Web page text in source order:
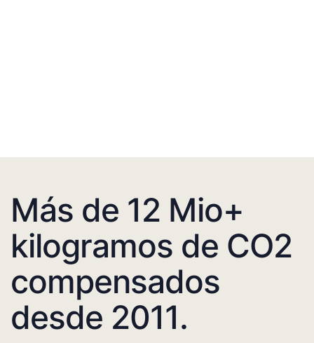
Más de 12 Mio+
kilogramos de CO2
compensados
desde 2011.